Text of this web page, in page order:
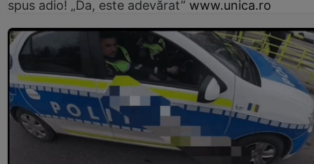
spus adio! „Da, este adevărat” www.unica.ro